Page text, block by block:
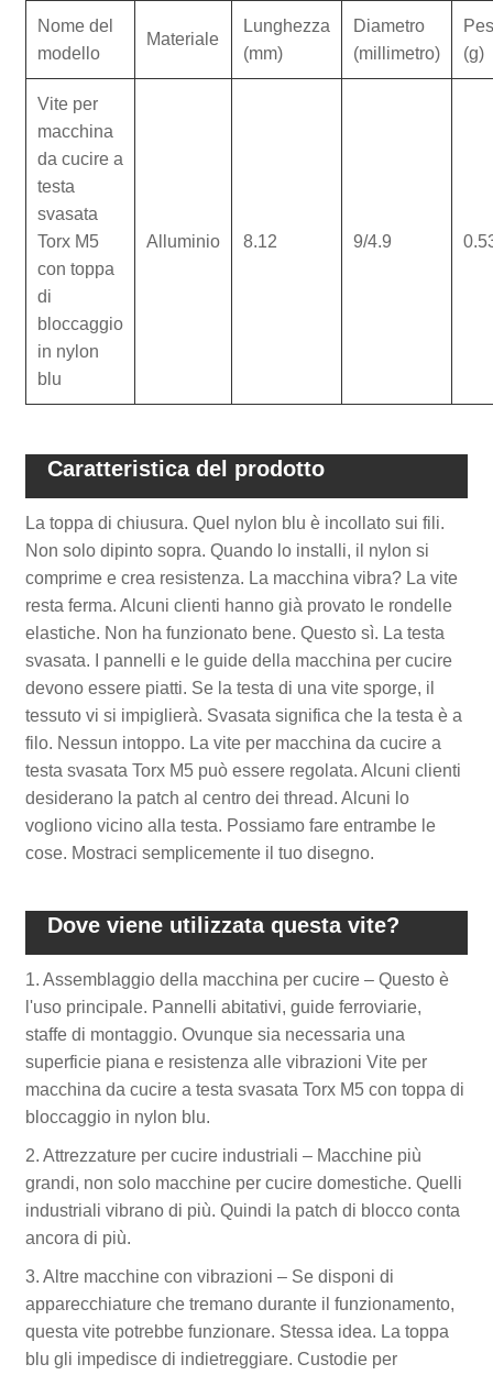
Nome del
modello
Materiale
Lunghezza
(mm)
Diametro
(millimetro)
(g)
Vite per
macchina
da cucire a
testa
svasata
Torx M5
con toppa
di
bloccaggio
in nylon
blu
Alluminio 8.12 9/4.9
Caratteristica del prodotto
La toppa di chiusura. Quel nylon blu è incollato sui fili.
Non solo dipinto sopra. Quando lo installi, il nylon si
comprime e crea resistenza. La macchina vibra? La vite
resta ferma. Alcuni clienti hanno già provato le rondelle
elastiche. Non ha funzionato bene. Questo sì. La testa
svasata. I pannelli e le guide della macchina per cucire
devono essere piatti. Se la testa di una vite sporge, il
tessuto vi si impiglierà. Svasata significa che la testa è a
filo. Nessun intoppo. La vite per macchina da cucire a
testa svasata Torx M5 può essere regolata. Alcuni clienti
desiderano la patch al centro dei thread. Alcuni lo
vogliono vicino alla testa. Possiamo fare entrambe le
cose. Mostraci semplicemente il tuo disegno.
Dove viene utilizzata questa vite?
1. Assemblaggio della macchina per cucire – Questo è
l'uso principale. Pannelli abitativi, guide ferroviarie,
staffe di montaggio. Ovunque sia necessaria una
superficie piana e resistenza alle vibrazioni Vite per
macchina da cucire a testa svasata Torx M5 con toppa di
bloccaggio in nylon blu.
2. Attrezzature per cucire industriali – Macchine più
grandi, non solo macchine per cucire domestiche. Quelli
industriali vibrano di più. Quindi la patch di blocco conta
ancora di più.
3. Altre macchine con vibrazioni – Se disponi di
apparecchiature che tremano durante il funzionamento,
questa vite potrebbe funzionare. Stessa idea. La toppa
blu gli impedisce di indietreggiare. Custodie per